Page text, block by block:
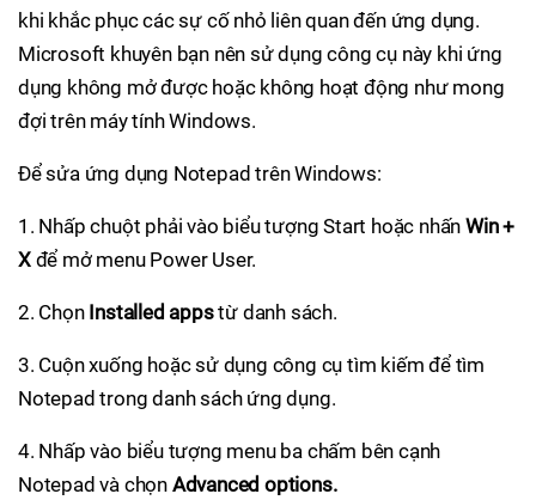
khi khắc phục các sự cố nhỏ liên quan đến ứng dụng.
Microsoft khuyên bạn nên sử dụng công cụ này khi ứng
dụng không mở được hoặc không hoạt động như mong
đợi trên máy tính Windows.
Để sửa ứng dụng Notepad trên Windows:
1. Nhấp chuột phải vào biểu tượng Start hoặc nhấn Win +
Xđể mở menu Power User.
2. Chọn Installed appstừ danh sách.
3. Cuộn xuống hoặc sử dụng công cụ tìm kiếm để tìm
Notepad trong danh sách ứng dụng.
4. Nhấp vào biểu tượng menu ba chấm bên cạnh
Notepad và chọn Advanced options.